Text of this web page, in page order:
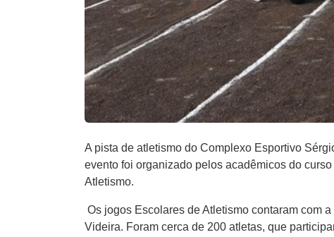
A pista de atletismo do Complexo Esportivo
evento foi organizado pelos acadêmicos do
Atletismo.
Os jogos Escolares de Atletismo contaram com
Videira. Foram cerca de 200 atletas, que